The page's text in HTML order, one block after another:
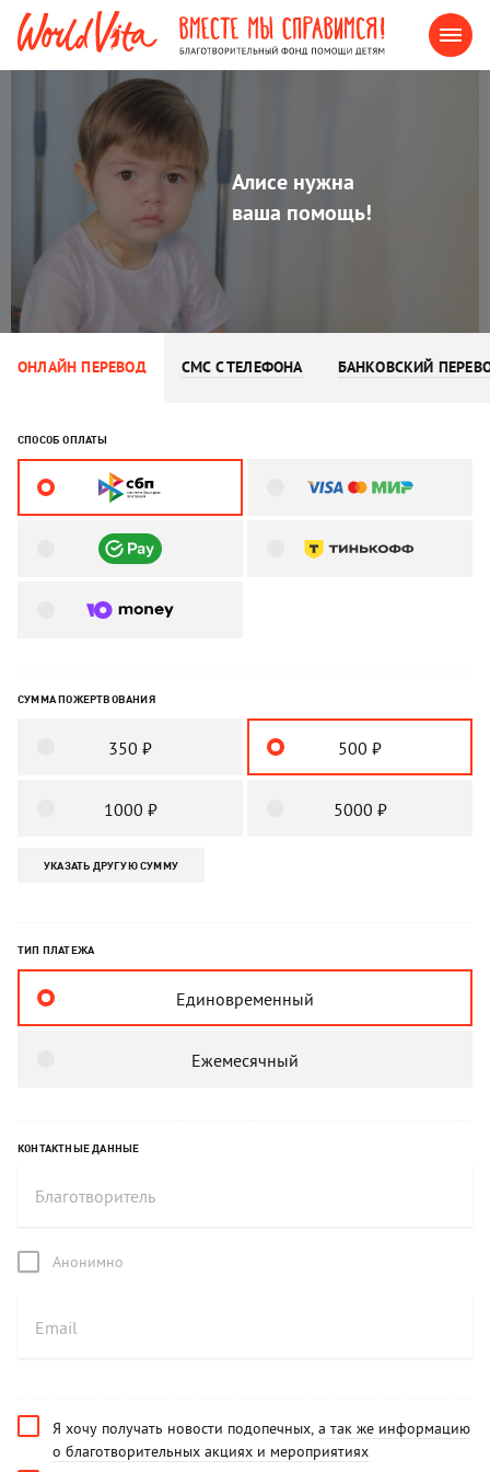
Алисе нужна
ваша помощь!
ОНЛАЙН ПЕРЕВОД СМС С ТЕЛЕФОНА БАНКОВСКИЙ
СПОСОБ ОПЛАТЫ
СУММА ПОЖЕРТВОВАНИЯ
350 ₽ 500 ₽
1000 ₽ 5000 ₽
УКАЗАТЬ ДРУГУЮ СУММУ
ТИП ПЛАТЕЖА
Единовременный
Ежемесячный
КОНТАКТНЫЕ ДАННЫЕ
Анонимно
Я хочу получать новости подопечных, а так же информацию
о благотворительных акциях и мероприятиях